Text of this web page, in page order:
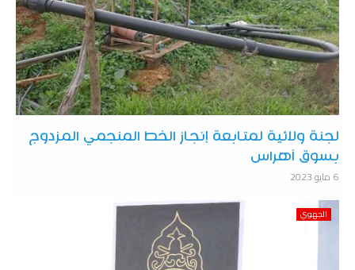
لجنة ولائية لمتابعة إنجاز الخط المنجمي المزدوج
بسوق أهراس
6 مايو 2023
الجهوي